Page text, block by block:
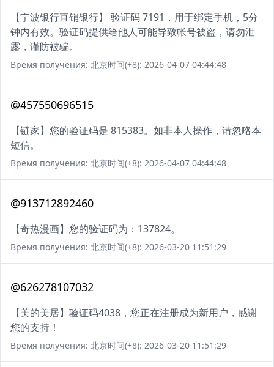
【宁波银行直销银行】 验证码 7191，用于绑定手机，5分
钟内有效。验证码提供给他人可能导致帐号被盗，请勿泄
露，谨防被骗。
Время получения: 北京时间(+8): 2026-04-07 04:44:48
@457550696515
【链家】您的验证码是 815383。如非本人操作，请忽略本
短信。
Время получения: 北京时间(+8): 2026-04-07 04:44:48
@913712892460
【奇热漫画】您的验证码为：137824。
Время получения: 北京时间(+8): 2026-03-20 11:51:29
@626278107032
【美的美居】验证码4038，您正在注册成为新用户，感谢
您的支持！
Время получения: 北京时间(+8): 2026-03-20 11:51:29